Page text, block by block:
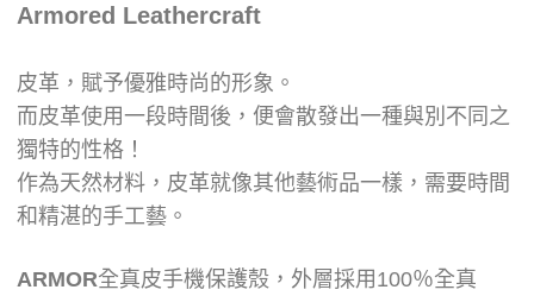
Armored Leathercraft
皮革，賦予優雅時尚的形象。
而皮革使用一段時間後，便會散發出一種與別不同之
獨特的性格！
作為天然材料，皮革就像其他藝術品一樣，需要時間
和精湛的手工藝。
ARMOR全真皮手機保護殼，外層採用100％全真